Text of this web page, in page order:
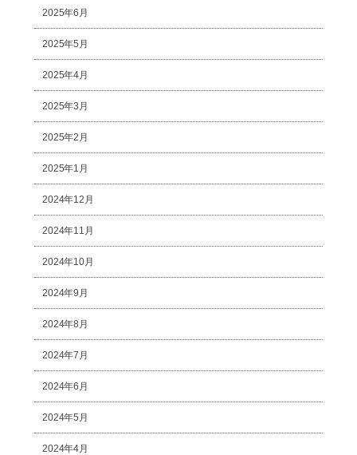
2025年6月
2025年5月
2025年4月
2025年3月
2025年2月
2025年1月
2024年12月
2024年11月
2024年10月
2024年9月
2024年8月
2024年7月
2024年6月
2024年5月
2024年4月